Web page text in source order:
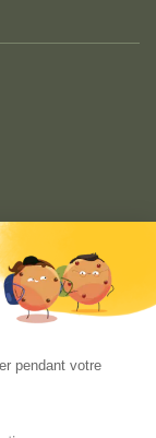
pendant votre
DROITS RÉSERVÉS.